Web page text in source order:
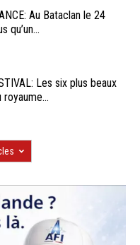
Au Bataclan le 24
qu’un...
Les six plus beaux
royaume...